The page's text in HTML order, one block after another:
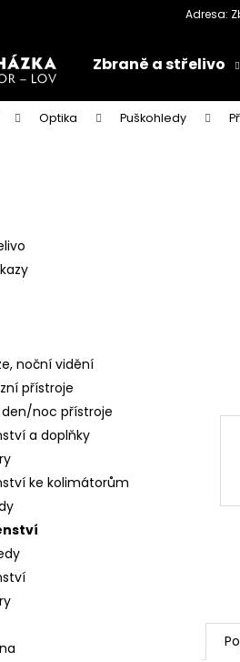
Zbraně a střelivo
Optika Puškohledy
noční vidění
přístroje
noc přístroje
a doplňky
ke kolimátorům
(DO POZNÁMKY
OBDAROVANÉHO)